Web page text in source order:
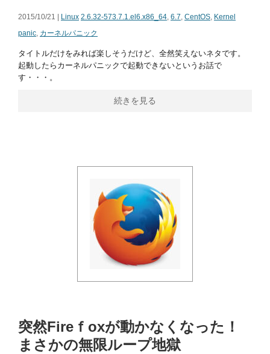
2015/10/21 | Linux 2.6.32-573.7.1.el6.x86_64, 6.7, CentOS, Kernel
panic, カーネルパニック
タイトルだけをみれば楽しそうだけど、全然笑えないネタです。
起動したらカーネルパニックで起動できないというお話で
す・・・。
続きを見る
突然Fireｆoxが動かなくなった！
まさかの無限ループ地獄